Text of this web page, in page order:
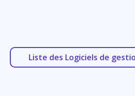
Liste des Logiciels de